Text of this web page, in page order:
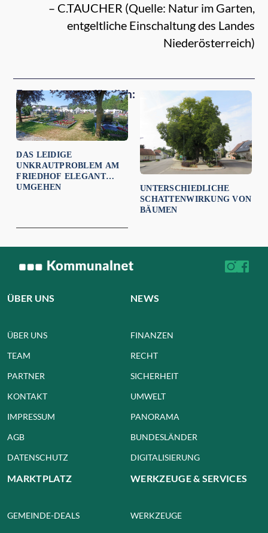
– C.TAUCHER (Quelle: Natur im Garten,
entgeltliche Einschaltung des Landes
Niederösterreich)
Empfehlungen für dich:
DAS LEIDIGE
UNKRAUTPROBLEM AM
FRIEDHOF ELEGANT
UMGEHEN
UNTERSCHIEDLICHE
SCHATTENWIRKUNG VON
BÄUMEN
ÜBER UNS
ÜBER UNS
TEAM
PARTNER
KONTAKT
IMPRESSUM
AGB
DATENSCHUTZ
NEWS
FINANZEN
RECHT
SICHERHEIT
UMWELT
PANORAMA
BUNDESLÄNDER
DIGITALISIERUNG
MARKTPLATZ
GEMEINDE-DEALS
WERKZEUGE & SERVICES
WERKZEUGE